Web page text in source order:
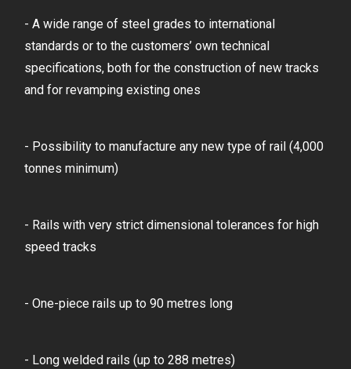
- A wide range of steel grades to international
standards or to the customers’ own technical
specifications, both for the construction of new tracks
and for revamping existing ones
- Possibility to manufacture any new type of rail (4,000
tonnes minimum)
- Rails with very strict dimensional tolerances for high
speed tracks
- One-piece rails up to 90 metres long
- Long welded rails (up to 288 metres)